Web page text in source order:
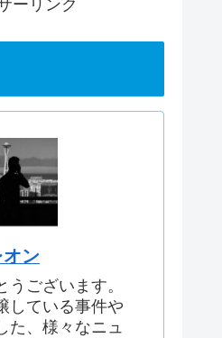
ーリンク
オン
うございます。
している事件や
た、様々なニュ